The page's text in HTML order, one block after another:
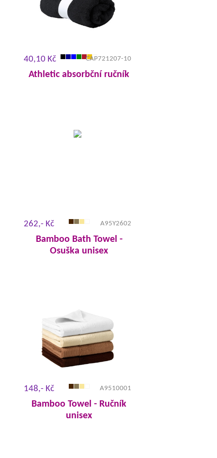
40,10 Kč CAP721207-10
Athletic absorbční ručník
262,- Kč A95Y2602
Bamboo Bath Towel -
Osuška unisex
148,- Kč A9510001
Bamboo Towel - Ručník
unisex